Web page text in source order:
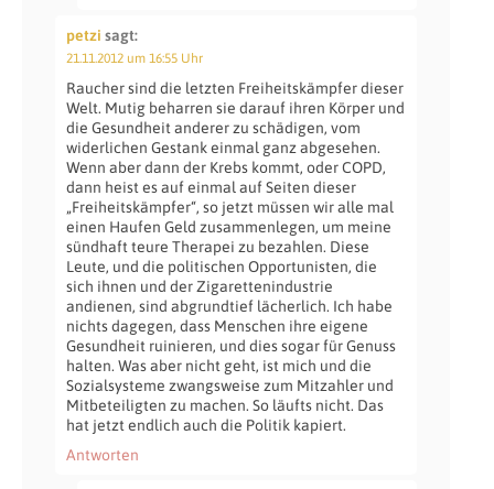
petzi sagt:
21.11.2012 um 16:55 Uhr
Raucher sind die letzten Freiheitskämpfer dieser
Welt. Mutig beharren sie darauf ihren Körper und
die Gesundheit anderer zu schädigen, vom
widerlichen Gestank einmal ganz abgesehen.
Wenn aber dann der Krebs kommt, oder COPD,
dann heist es auf einmal auf Seiten dieser
„Freiheitskämpfer“, so jetzt müssen wir alle mal
einen Haufen Geld zusammenlegen, um meine
sündhaft teure Therapei zu bezahlen. Diese
Leute, und die politischen Opportunisten, die
sich ihnen und der Zigarettenindustrie
andienen, sind abgrundtief lächerlich. Ich habe
nichts dagegen, dass Menschen ihre eigene
Gesundheit ruinieren, und dies sogar für Genuss
halten. Was aber nicht geht, ist mich und die
Sozialsysteme zwangsweise zum Mitzahler und
Mitbeteiligten zu machen. So läufts nicht. Das
hat jetzt endlich auch die Politik kapiert.
Antworten